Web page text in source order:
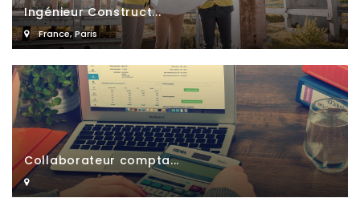
Ingénieur Construct...
France,Paris
Collaborateur compta...